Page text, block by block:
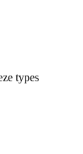
types